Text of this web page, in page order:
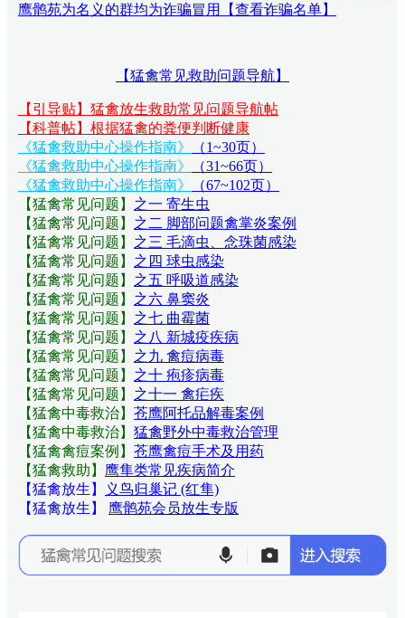
鹰鹘苑为名义的群均为诈骗冒用【查看诈骗名单】
【猛禽常见救助问题导航】
【引导贴】猛禽放生救助常见问题导航帖
【科普帖】根据猛禽的粪便判断健康
《猛禽救助中心操作指南》
（1~30页）
《猛禽救助中心操作指南》
（31~66页）
《猛禽救助中心操作指南》
（67~102页）
【猛禽常见问题 】 之一 寄生虫
【猛禽常见问题 】 之二 脚部问题禽掌炎案例
【猛禽常见问题 】 之三 毛滴虫、念珠菌感染
【猛禽常见问题 】 之四 球虫感染
【猛禽常见问题 】 之五 呼吸道感染
【猛禽常见问题 】 之六 鼻窦炎
【猛禽常见问题 】 之七 曲霉菌
【猛禽常见问题 】 之八 新城疫疾病
【猛禽常见问题 】 之九 禽痘病毒
【猛禽常见问题 】 之十 疱疹病毒
【猛禽常见问题 】 之十一 禽疟疾
【猛禽中毒救治】 苍鹰阿托品解毒案例
【猛禽中毒救治】 猛禽野外中毒救治管理
【猛禽禽痘案例】 苍鹰禽痘手术及用药
【猛禽救助】 鹰隼类常见疾病简介
【猛禽放生】
义鸟归巢记 (红隼)
【猛禽放生】
鹰鹘苑会员放生专版